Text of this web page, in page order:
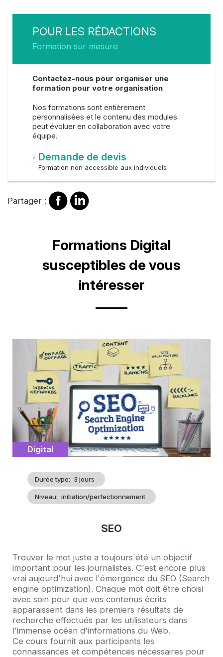
POUR LES RÉDACTIONS
Formation sur mesure
Contactez-nous pour organiser une
formation pour votre organisation
Nos formations sont entièrement
personnalisées et le contenu des modules
peut évoluer en collaboration avec votre
équipe.
Demande de devis
Formation non accessible aux individuels
Partager : Partager
sur
Partager
sur
Formations Digital
susceptibles de vous
intéresser
d'illustration
Catégorie
Digital
Durée type 3 jours
Niveau initiation/perfectionnement
SEO
Accroche
Trouver le mot juste a toujours été un objectif
important pour les journalistes. C'est encore plus
vrai aujourd'hui avec l'émergence du SEO (Search
engine optimization). Chaque mot doit être choisi
avec soin pour que vos contenus écrits
apparaissent dans les premiers résultats de
recherche effectués par les utilisateurs dans
l'immense océan d'informations du Web.
Ce cours fournit aux participants les
connaissances et compétences nécessaires pour